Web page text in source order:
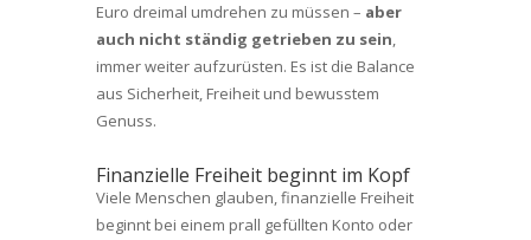
Euro dreimal umdrehen zu müssen – aber
auch nicht ständig getrieben zu sein,
immer weiter aufzurüsten. Es ist die Balance
aus Sicherheit, Freiheit und bewusstem
Genuss.
Finanzielle Freiheit beginnt im Kopf
Viele Menschen glauben, finanzielle Freiheit
beginnt bei einem prall gefüllten Konto oder